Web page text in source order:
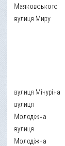
Маяковського
вулиця Миру
вулиця Мічуріна
вулиця
Молодіжна
вулиця
Молодіжна